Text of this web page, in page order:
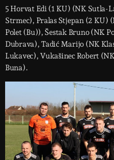
5 Horvat Edi (1 KU) (NK Sutla-
Strmec), Pralas Stjepan (2 KU)
Polet (Bu)), Šestak Bruno (NK
Dubrava), Tadić Marijo (NK
Lukavec), Vukašinec Robert
Buna).